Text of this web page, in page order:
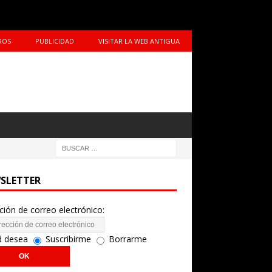
PUBLICIDAD VISITAR LA WEB ANTIGUA
de correo electrónico:
desea Suscribirme Borrarme